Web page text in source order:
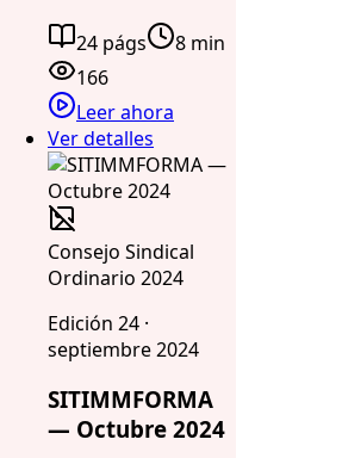
24 págs
8 min
166
Leer ahora
Ver detalles
Consejo Sindical
Ordinario 2024
Edición 24 ·
septiembre 2024
SITIMMFORMA
— Octubre 2024